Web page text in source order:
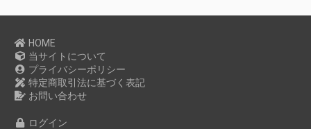
HOME
当サイトについて
プライバシーポリシー
特定商取引法に基づく表記
お問い合わせ
ログイン